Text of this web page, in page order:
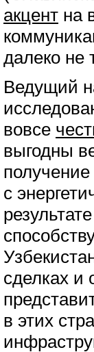
акцент на
далеко не
Ведущий
вовсе
выгодны
с
сделках и
в этих